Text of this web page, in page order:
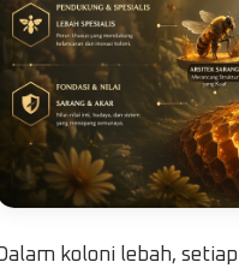
Dalam koloni lebah,